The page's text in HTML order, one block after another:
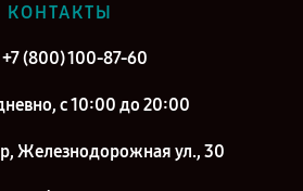
КОНТАКТЫ
+7 (800) 100-87-60
с 10:00 до 20:00
Железнодорожная ул., 30